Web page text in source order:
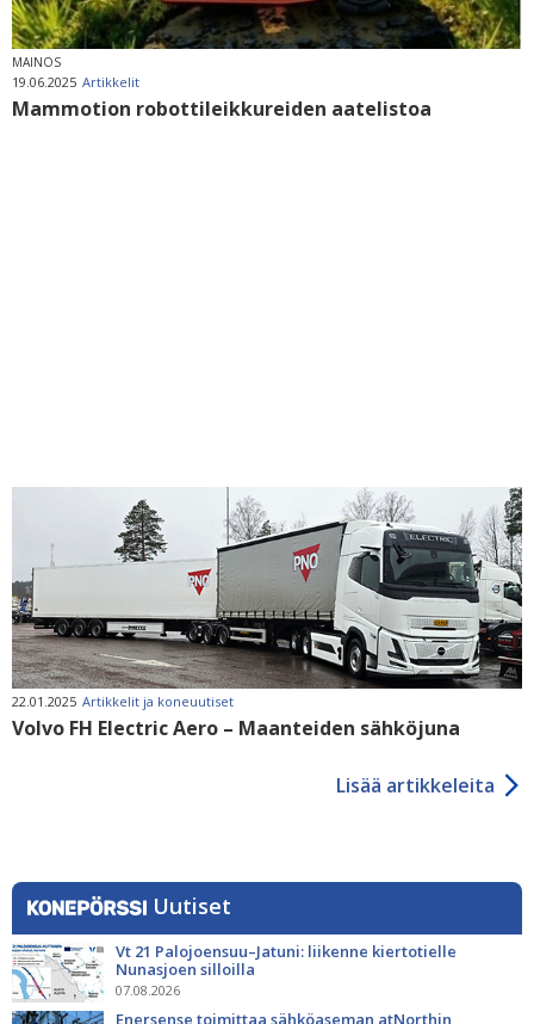
MAINOS
19.06.2025 Artikkelit
Mammotion robottileikkureiden aatelistoa
22.01.2025 Artikkelit ja koneuutiset
Volvo FH Electric Aero – Maanteiden sähköjuna
Lisää artikkeleita
Uutiset
Vt 21 Palojoensuu–Jatuni: liikenne kiertotielle
Nunasjoen silloilla
07.08.2026
Enersense toimittaa sähköaseman atNorthin